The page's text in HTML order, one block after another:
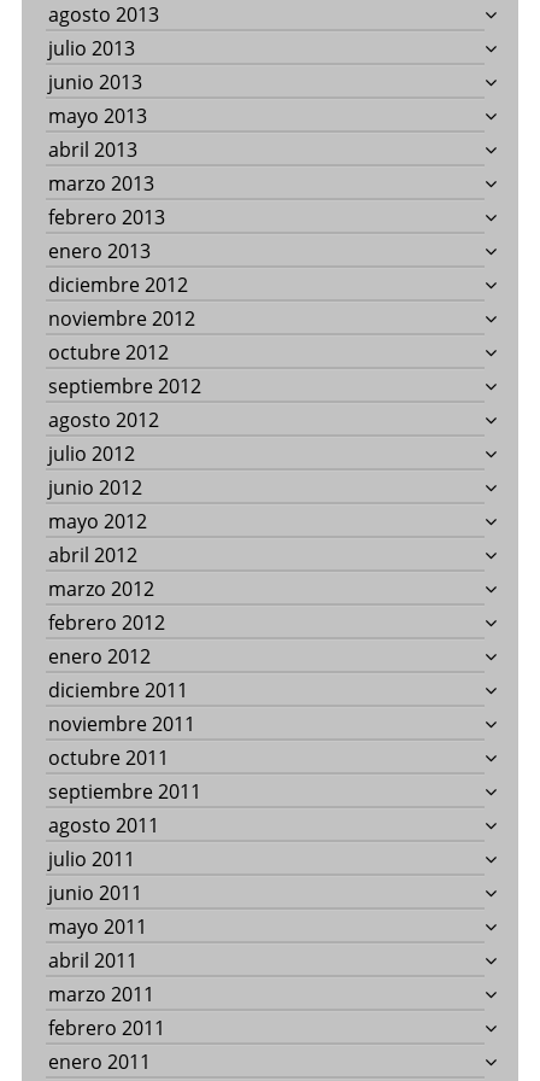
agosto 2013
julio 2013
junio 2013
mayo 2013
abril 2013
marzo 2013
febrero 2013
enero 2013
diciembre 2012
noviembre 2012
octubre 2012
septiembre 2012
agosto 2012
julio 2012
junio 2012
mayo 2012
abril 2012
marzo 2012
febrero 2012
enero 2012
diciembre 2011
noviembre 2011
octubre 2011
septiembre 2011
agosto 2011
julio 2011
junio 2011
mayo 2011
abril 2011
marzo 2011
febrero 2011
enero 2011